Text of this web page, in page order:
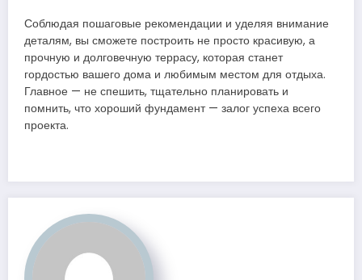
Соблюдая пошаговые рекомендации и уделяя внимание
деталям, вы сможете построить не просто красивую, а
прочную и долговечную террасу, которая станет
гордостью вашего дома и любимым местом для отдыха.
Главное — не спешить, тщательно планировать и
помнить, что хороший фундамент — залог успеха всего
проекта.